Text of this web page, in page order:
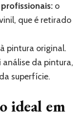
o
que é retirado
pintura original.
análise da pintura,
superfície.
ideal em